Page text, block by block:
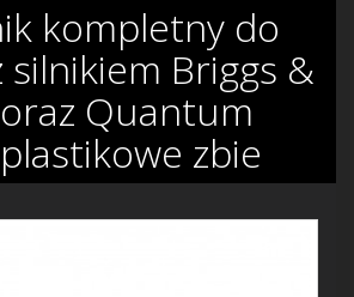
kompletny do
silnikiem Briggs &
Quantum
zbie